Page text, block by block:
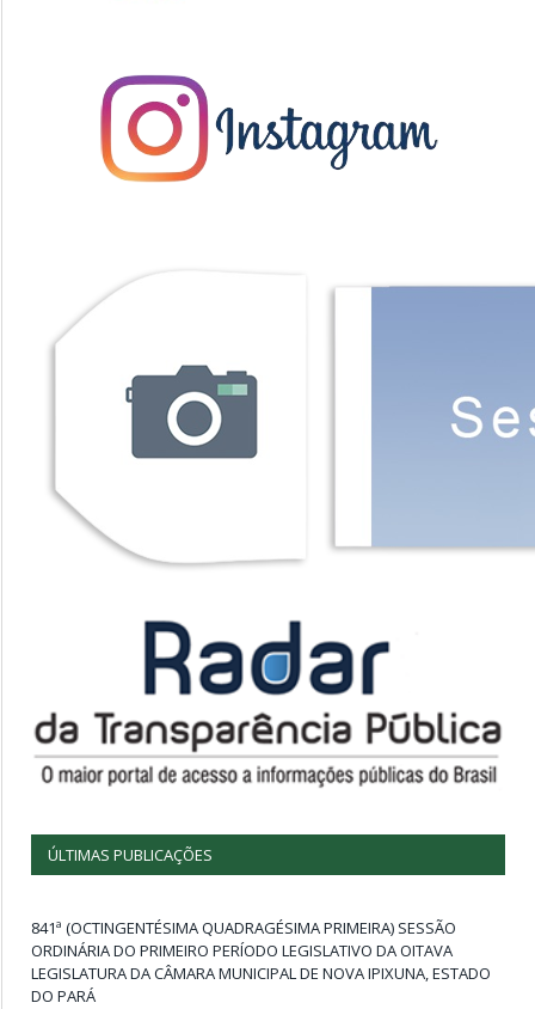
ÚLTIMAS PUBLICAÇÕES
841ª (OCTINGENTÉSIMA QUADRAGÉSIMA PRIMEIRA) SESSÃO
ORDINÁRIA DO PRIMEIRO PERÍODO LEGISLATIVO DA OITAVA
LEGISLATURA DA CÂMARA MUNICIPAL DE NOVA IPIXUNA, ESTADO
DO PARÁ